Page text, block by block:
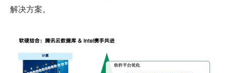
解决方案。